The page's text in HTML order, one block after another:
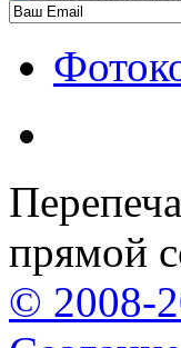
прямой
© 2008-